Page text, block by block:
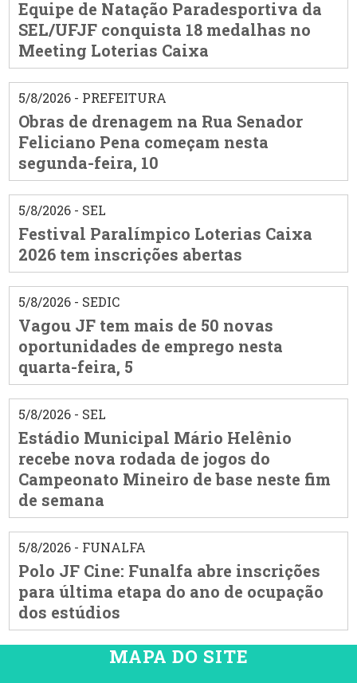
Equipe de Natação Paradesportiva da
SEL/UFJF conquista 18 medalhas no
Meeting Loterias Caixa
5/8/2026 - PREFEITURA
Obras de drenagem na Rua Senador
Feliciano Pena começam nesta
segunda-feira, 10
5/8/2026 - SEL
Festival Paralímpico Loterias Caixa
2026 tem inscrições abertas
5/8/2026 - SEDIC
Vagou JF tem mais de 50 novas
oportunidades de emprego nesta
quarta-feira, 5
5/8/2026 - SEL
Estádio Municipal Mário Helênio
recebe nova rodada de jogos do
Campeonato Mineiro de base neste fim
de semana
5/8/2026 - FUNALFA
Polo JF Cine: Funalfa abre inscrições
para última etapa do ano de ocupação
dos estúdios
MAPA DO SITE